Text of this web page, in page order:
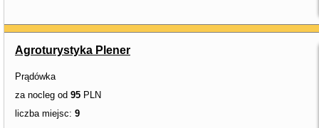
Agroturystyka Plener
Prądówka
za nocleg od 95 PLN
liczba miejsc: 9